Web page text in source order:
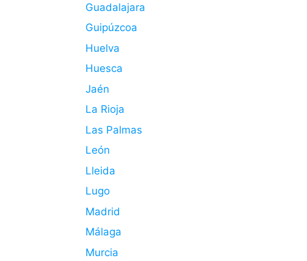
Guadalajara
Guipúzcoa
Huelva
Huesca
Jaén
La Rioja
Las Palmas
León
Lleida
Lugo
Madrid
Málaga
Murcia